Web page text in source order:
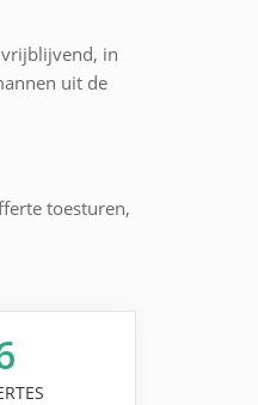
in
uit de
toesturen,